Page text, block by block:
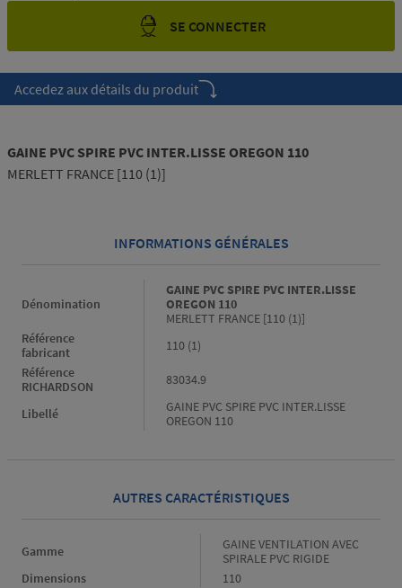
SE CONNECTER
Accedez aux détails du produit
GAINE PVC SPIRE PVC INTER.LISSE OREGON 110
MERLETT FRANCE [110 (1)]
INFORMATIONS GÉNÉRALES
Dénomination
GAINE PVC SPIRE PVC INTER.LISSE
OREGON 110
MERLETT FRANCE [110 (1)]
Référence
fabricant
110 (1)
Référence
RICHARDSON
83034.9
Libellé
GAINE PVC SPIRE PVC INTER.LISSE
OREGON 110
AUTRES CARACTÉRISTIQUES
Gamme Gamme
GAINE VENTILATION AVEC
SPIRALE PVC RIGIDE
Dimensions
Dimensions
110